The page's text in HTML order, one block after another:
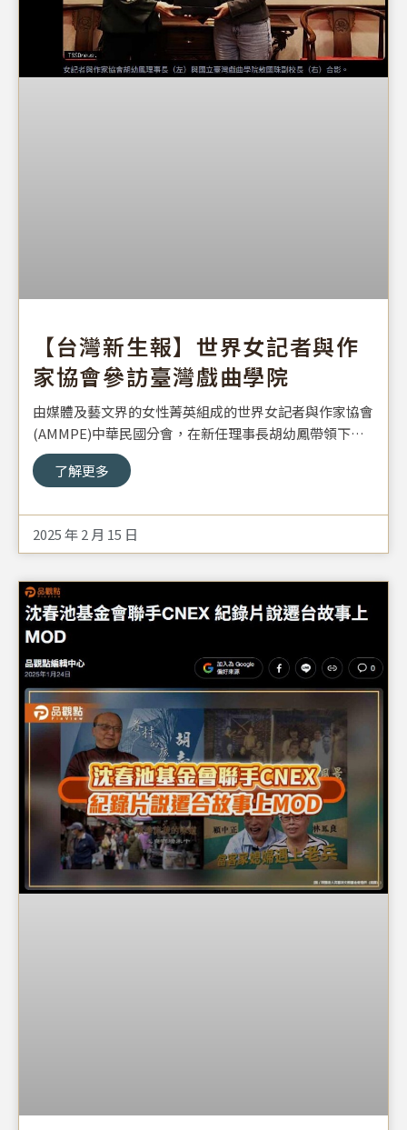
【台灣新生報】世界女記者與作
家協會參訪臺灣戲曲學院
由媒體及藝文界的女性菁英組成的世界女記者與作家協會
(AMMPE)中華民國分會，在新任理事長胡幼鳳帶領下，
一行20餘人參訪國立臺灣戲曲學院戲曲文物館，透過換裝
角色扮演感受京劇之美，同時欣賞復興京劇團61週年團慶
了解更多
2025 年 2 月 15 日